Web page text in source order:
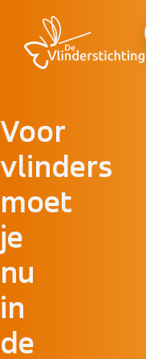
Voor
vlinders
moet
je
nu
in
de